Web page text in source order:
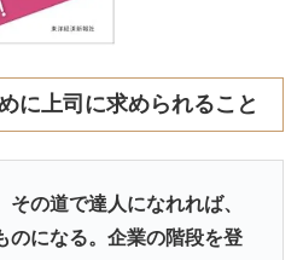
に上司に求められること
の道で達人になれれば、
のになる。企業の階段を登